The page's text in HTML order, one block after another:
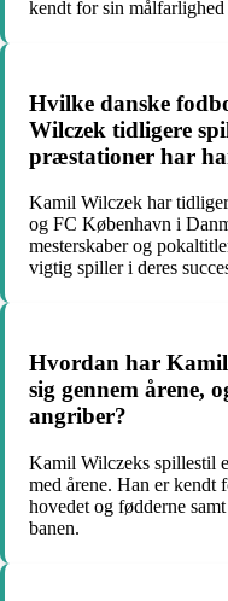
kendt for sin
Hvilke danske
Wilczek tidligere
præstationer har
Kamil Wilczek har
og FC København i
mesterskaber og
vigtig spiller i deres
Hvordan har
sig gennem årene,
angriber?
Kamil Wilczeks spillestil
med årene. Han er kendt
hovedet og fødderne
banen.